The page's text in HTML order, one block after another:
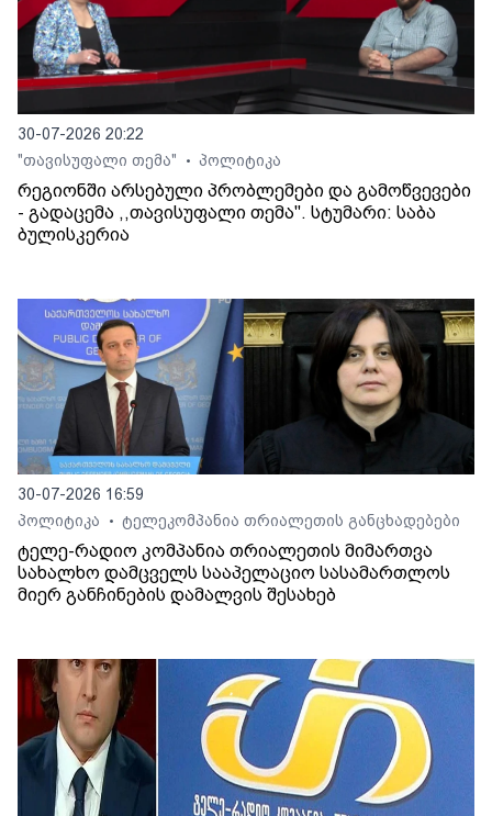
30-07-2026 20:22
"თავისუფალი თემა"
• პოლიტიკა
რეგიონში არსებული პრობლემები და გამოწვევები
- გადაცემა ,,თავისუფალი თემა". სტუმარი: საბა
ბულისკერია
30-07-2026 16:59
პოლიტიკა
• ტელეკომპანია თრიალეთის განცხადებები
ტელე-რადიო კომპანია თრიალეთის მიმართვა
სახალხო დამცველს სააპელაციო სასამართლოს
მიერ განჩინების დამალვის შესახებ